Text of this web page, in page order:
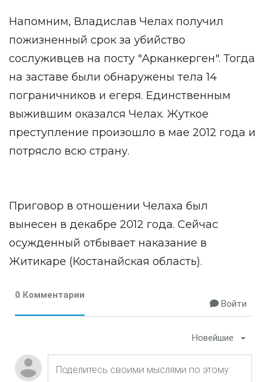
Напомним, Владислав Челах получил
пожизненный срок за убийство
сослуживцев на посту "Арканкерген". Тогда
на заставе были обнаружены тела 14
пограничников и егеря. Единственным
выжившим оказался Челах. Жуткое
преступление произошло в мае 2012 года и
потрясло всю страну.
Приговор в отношении Челаха был
вынесен в декабре 2012 года. Сейчас
осужденный отбывает наказание в
Житикаре (Костанайская область).
0 Комментарии
Войти
Новейшие